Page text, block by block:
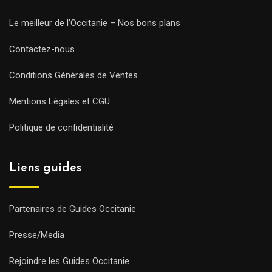
Le meilleur de l’Occitanie – Nos bons plans
Contactez-nous
Conditions Générales de Ventes
Mentions Légales et CGU
Politique de confidentialité
Liens guides
Partenaires de Guides Occitanie
Presse/Media
Rejoindre les Guides Occitanie